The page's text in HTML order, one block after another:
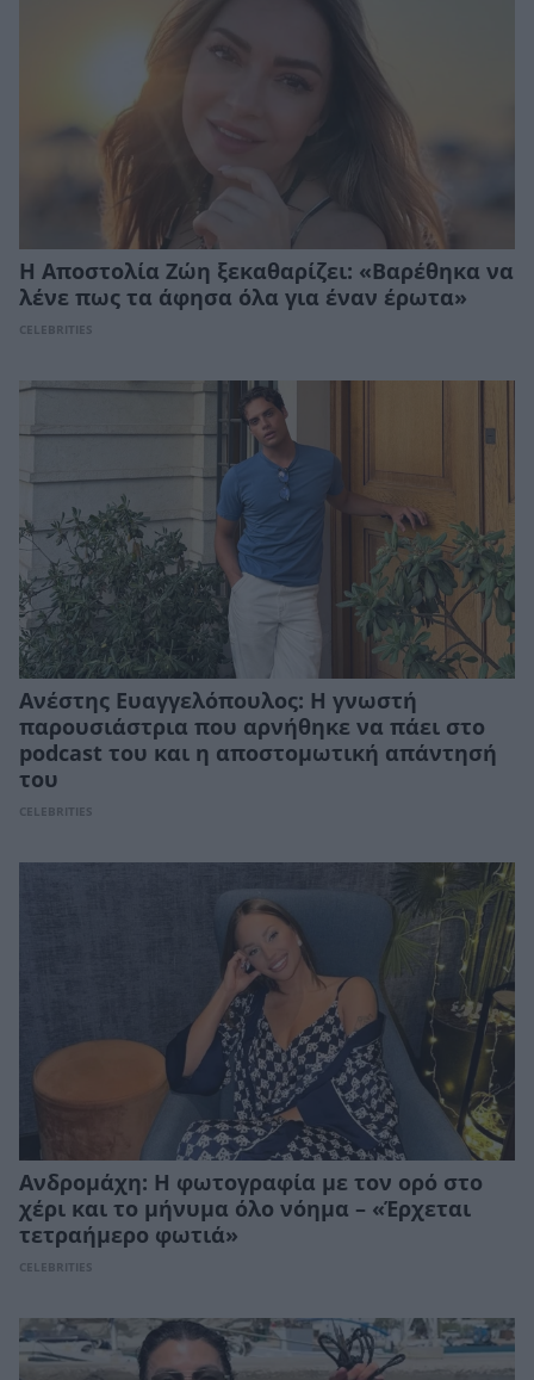
Η Αποστολία Ζώη ξεκαθαρίζει: «Βαρέθηκα να
λένε πως τα άφησα όλα για έναν έρωτα»
CELEBRITIES
Ανέστης Ευαγγελόπουλος: Η γνωστή
παρουσιάστρια που αρνήθηκε να πάει στο
podcast του και η αποστομωτική απάντησή
του
CELEBRITIES
Ανδρομάχη: Η φωτογραφία με τον ορό στο
χέρι και το μήνυμα όλο νόημα – «Έρχεται
τετραήμερο φωτιά»
CELEBRITIES